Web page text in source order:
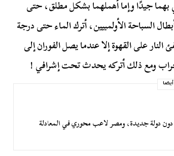
بهما جيدًا وإما أهملهما بشكل مطلق، حتى
السباحة الأولمبيين، أترك الماء حتى درجة
على القهوة إلا عندما يصل الفوران إلى
ومع ذلك أتركه يحدث تحت إشرافي !
أيضا
دون دولة جديدة، ومصر لاعب محوري في المعادلة